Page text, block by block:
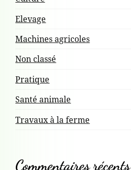
Elevage
Machines agricoles
Non classé
Pratique
Santé animale
Travaux à la ferme
Commentaires récents